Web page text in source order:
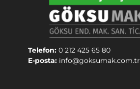
Telefon: 0 212 425 65 80
E-posta: info@goksumak.com.tr